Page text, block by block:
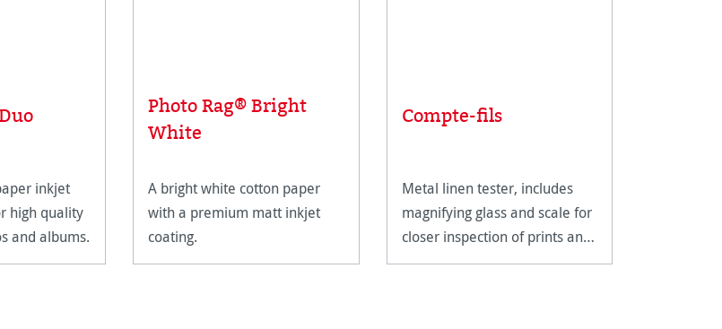
inkjet
high quality
and albums.
Photo Rag® Bright
White
A bright white cotton paper
with a premium matt inkjet
coating.
Compte-fils
Metal linen tester, includes
magnifying glass and scale for
closer inspection of prints and
artwork.